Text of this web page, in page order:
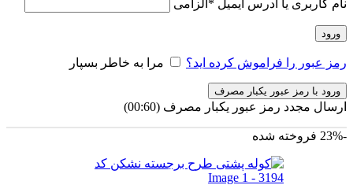
نام کاربری یا آدرس ایمیل * الزامی
ورود
رمز عبور را فراموش کرده اید؟ مرا به خاطر بسپار
ورود با رمز عبور یکبار مصرف
ارسال مجدد رمز عبور یکبار مصرف (00:
60
)
-23% فروخته شده